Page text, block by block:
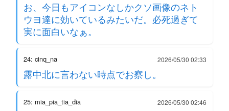
お、今日もアイコンなしかクソ画像のネト
ウヨ達に効いているみたいだ。必死過ぎて
実に面白いなぁ。
24: cinq_na 2026/05/30 02:33
露中北に言わない時点でお察し。
25: mia_pia_tia_dia 2026/05/30 02:46